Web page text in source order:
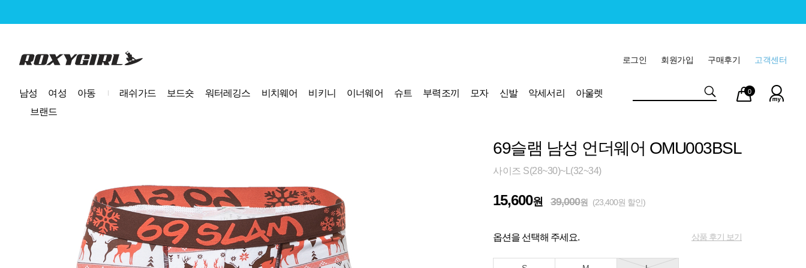
로고 고객센터
구매후기
회원가입
로그인
남성 여성 아동 래쉬가드 보드숏 워터레깅스 비치웨어 비키니 이너웨어 슈트 부력조끼 모자 신발 악세서리
아울렛
브랜드
마이
페이
장바
구니
0
69슬램 남성 언더웨어 OMU003BSL
사이즈 S(28~30)~L(32~34)
15,600원 39,000원 (23,400원 할인)
옵션을 선택해 주세요. 상품 후기 보기